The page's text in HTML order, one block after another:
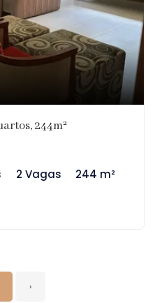
244m²
2 Vagas 244 m²
›